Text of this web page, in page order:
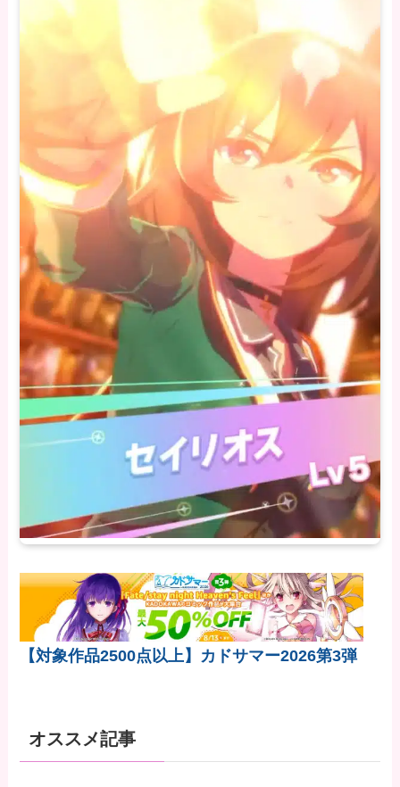
【対象作品2500点以上】カドサマー2026第3弾
オススメ記事